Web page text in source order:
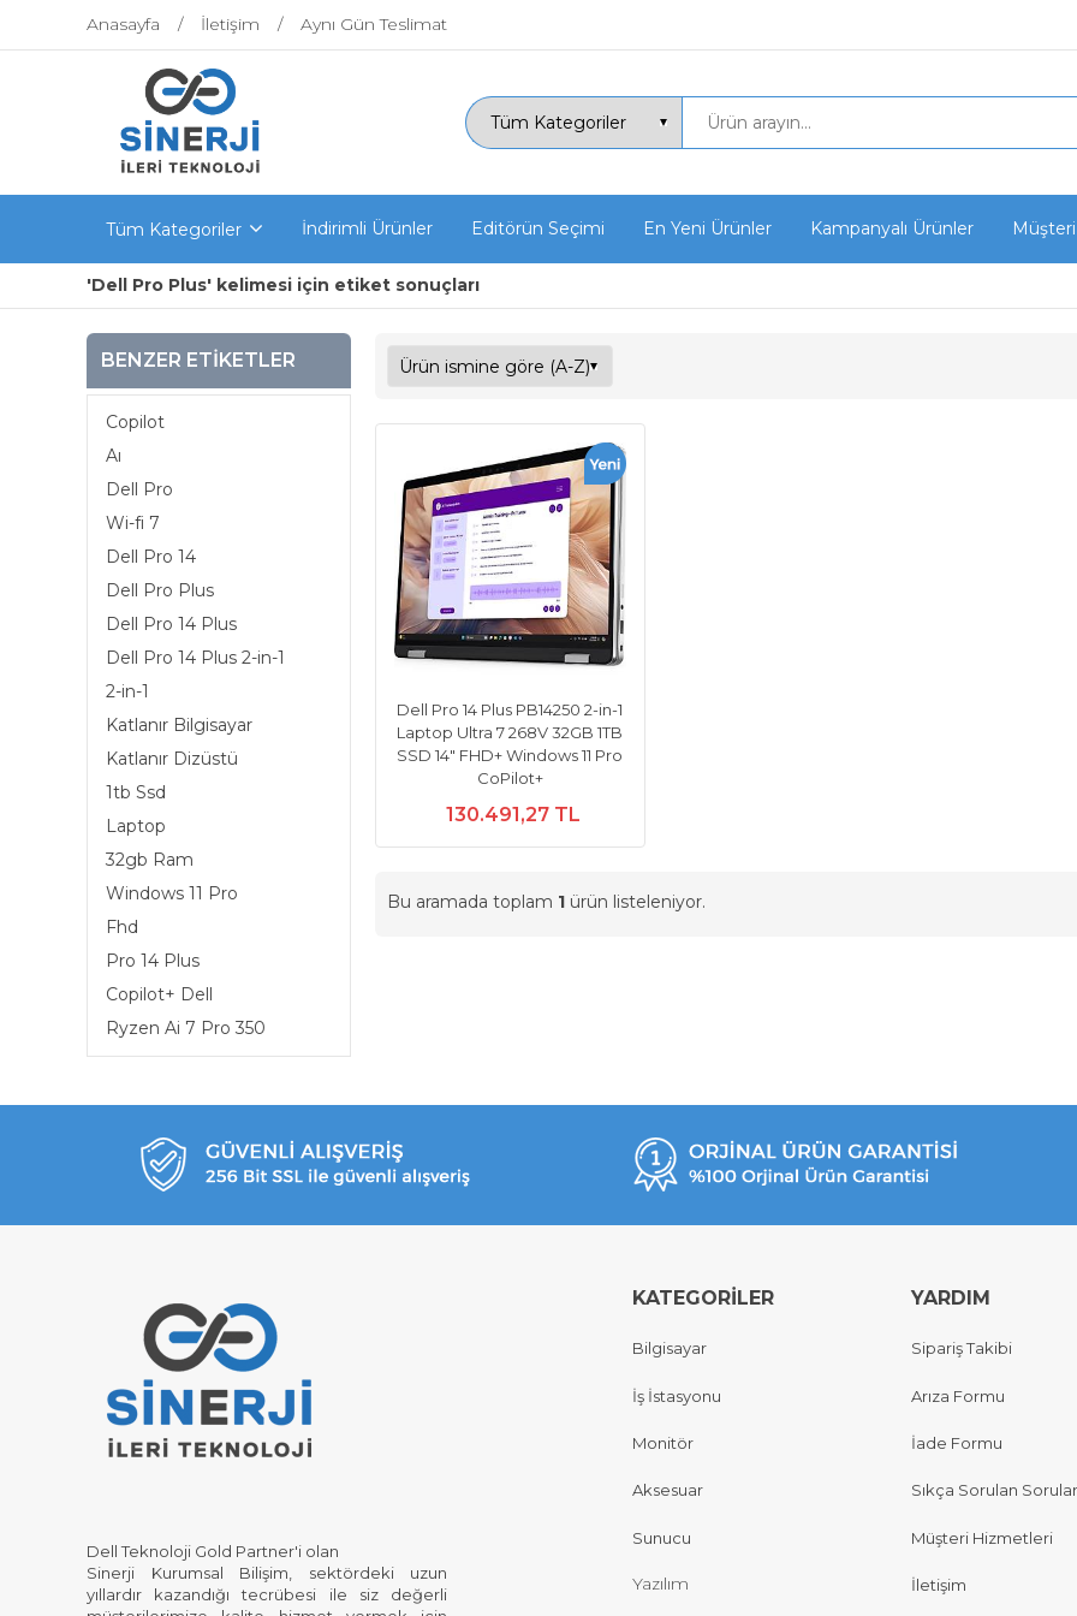
Anasayfa İletişim Aynı Gün Teslimat
Tüm Kategoriler İndirimli Ürünler Editörün Seçimi En Yeni Ürünler Kampanyalı Ürünler
'Dell Pro Plus' kelimesi için etiket sonuçları
BENZER ETIKETLER
Copilot
Aı
Dell Pro
Wi-fi 7
Dell Pro 14
Dell Pro Plus
Dell Pro 14 Plus
Dell Pro 14 Plus 2-in-1
2-in-1
Katlanır Bilgisayar
Katlanır Dizüstü
1tb Ssd
Laptop
32gb Ram
Windows 11 Pro
Fhd
Pro 14 Plus
Copilot+ Dell
Ryzen Ai 7 Pro 350
Dell Pro 14 Plus PB14250 2-in-1
Laptop Ultra 7 268V 32GB 1TB
SSD 14" FHD+ Windows 11 Pro
CoPilot+
130.491,27 TL
Bu aramada toplam 1 ürün listeleniyor.
Dell Teknoloji Gold Partner'i olan
Sinerji Kurumsal Bilişim, sektördeki uzun
yıllardır kazandığı tecrübesi ile siz değerli
KATEGORİLER
Bilgisayar
İş İstasyonu
Monitör
Aksesuar
Sunucu
Yazılım
YARDIM
Sipariş Takibi
Arıza Formu
İade Formu
Sıkça Sorulan Sorular
Müşteri Hizmetleri
İletişim